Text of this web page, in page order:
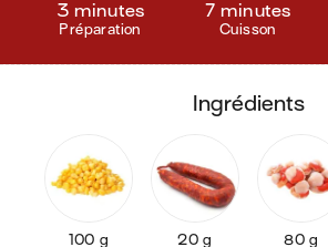
3 minutes
Préparation
7 minutes
Cuisson
ingrédients
100 g
20 g
80 g